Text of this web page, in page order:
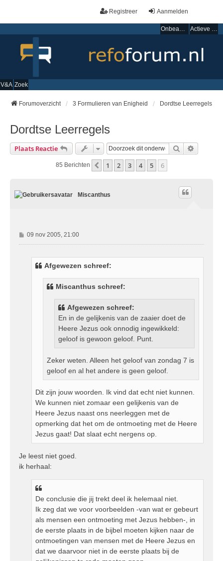
Aanmelden
Registreer
Onbeantwoorde onderwerpen Actieve onderwerpen
V&A Zoek
Forumoverzicht 3 Formulieren van Enigheid Dordtse Leerregels
Dordtse Leerregels
Plaats Reactie Zoek
85 Berichten Vorige
1 2 3 4 5 6
Miscanthus
B
e
09 nov 2005, 21:00
Afgewezen schreef:
Miscanthus schreef:
Afgewezen schreef:
En in de gelijkenis van de zaaier doet de
Heere Jezus ook onnodig ingewikkeld:
geloof is gewoon geloof. Punt.
Zeker weten. Alleen het geloof van zondag 7 is
geloof en al het andere is geen geloof.
Dit zijn jouw woorden. Ik vind dat echt niet kunnen.
We kunnen niet zomaar een gelijkenis van de
Heere Jezus naast ons neerleggen met de
opmerking dat het om de ontmoeting met de Heere
Jezus gaat! Dat slaat echt nergens op.
Je leest niet goed.
ik herhaal:
De conclusie die jij trekt deel ik helemaal niet.
Ik zeg dat we voor voorbeelden -van wat er gebeurt
als mensen een ontmoeting met Jezus hebben-, in
de eerste plaats in de bijbel moeten kijken naar de
ontmoetingen van mensen met de Heere Jezus en
dat we daarvoor niet in de eerste plaats bij de